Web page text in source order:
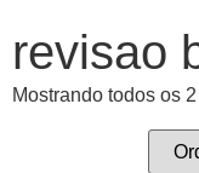
revisao
Mostrando todos os